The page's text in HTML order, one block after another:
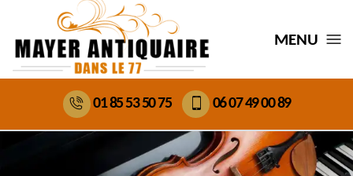
MENU
01 85 53 50 75 06 07 49 00 89